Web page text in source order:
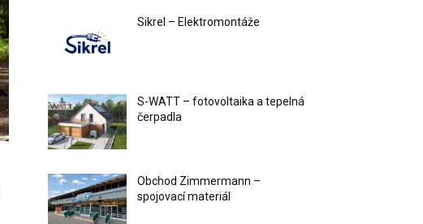
Sikrel – Elektromontáže
S-WATT – fotovoltaika a tepelná
čerpadla
Obchod Zimmermann –
spojovací materiál